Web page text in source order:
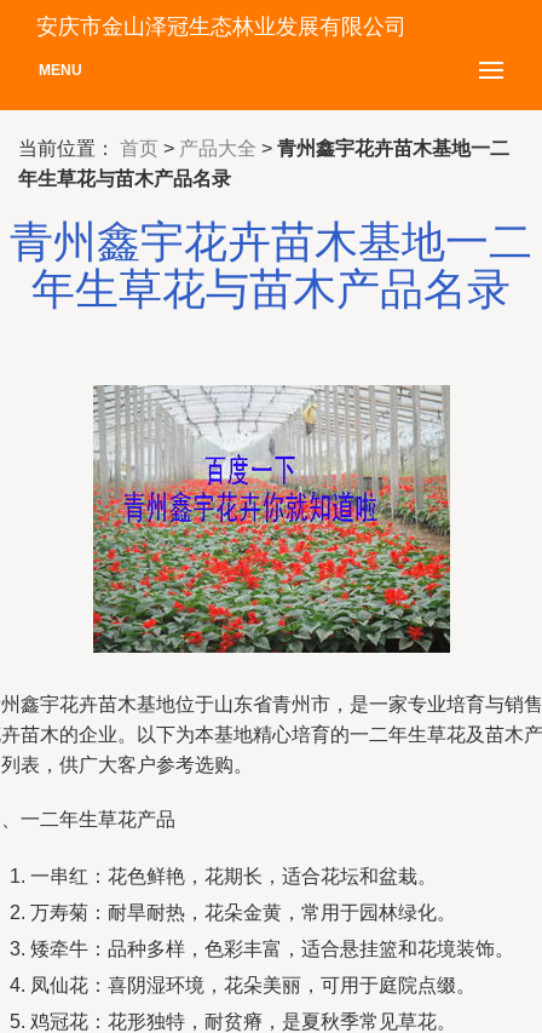
安庆市金山泽冠生态林业发展有限公司
MENU
当前位置： 首页 > 产品大全 > 青州鑫宇花卉苗木基地一二
年生草花与苗木产品名录
青州鑫宇花卉苗木基地一二
年生草花与苗木产品名录
鑫宇花卉苗木基地位于山东省青州市，是一家专业培育与销售
苗木的企业。以下为本基地精心培育的一二年生草花及苗木产
表，供广大客户参考选购。
一二年生草花产品
一串红：花色鲜艳，花期长，适合花坛和盆栽。
万寿菊：耐旱耐热，花朵金黄，常用于园林绿化。
矮牵牛：品种多样，色彩丰富，适合悬挂篮和花境装饰。
凤仙花：喜阴湿环境，花朵美丽，可用于庭院点缀。
鸡冠花：花形独特，耐贫瘠，是夏秋季常见草花。